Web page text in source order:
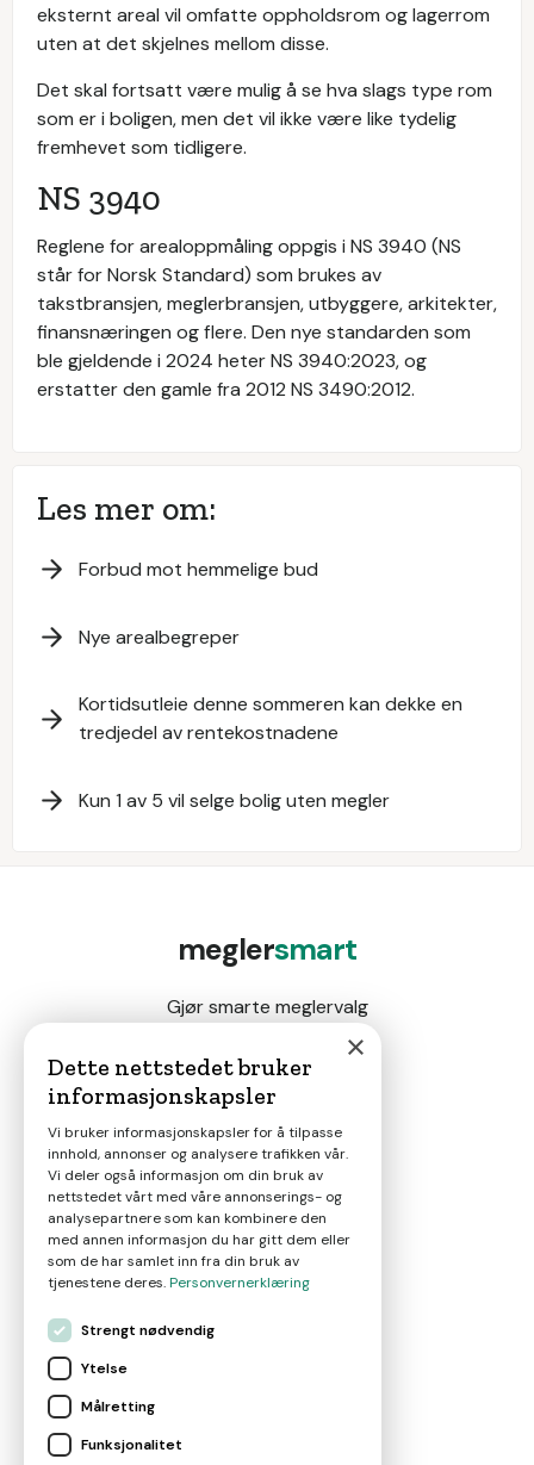
eksternt areal vil omfatte oppholdsrom og lagerrom
uten at det skjelnes mellom disse.
Det skal fortsatt være mulig å se hva slags type rom
som er i boligen, men det vil ikke være like tydelig
fremhevet som tidligere.
NS 3940
Reglene for arealoppmåling oppgis i NS 3940 (NS
står for Norsk Standard) som brukes av
takstbransjen, meglerbransjen, utbyggere, arkitekter,
finansnæringen og flere. Den nye standarden som
ble gjeldende i 2024 heter NS 3940:2023, og
erstatter den gamle fra 2012 NS 3490:2012.
Les mer om:
Forbud mot hemmelige bud
Nye arealbegreper
Kortidsutleie denne sommeren kan dekke en
tredjedel av rentekostnadene
Kun 1 av 5 vil selge bolig uten megler
meglersmart
Gjør smarte meglervalg
Magasin
Nyheter
Om oss
×
Dette nettstedet bruker
informasjonskapsler
Vi bruker informasjonskapsler for å tilpasse
innhold, annonser og analysere trafikken vår.
Vi deler også informasjon om din bruk av
nettstedet vårt med våre annonserings- og
analysepartnere som kan kombinere den
med annen informasjon du har gitt dem eller
som de har samlet inn fra din bruk av
tjenestene deres.Personvernerklæring
Strengt nødvendig
Ytelse
Målretting
Funksjonalitet